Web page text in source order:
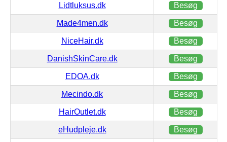
Lidtluksus.dk Besøg
Made4men.dk Besøg
NiceHair.dk Besøg
DanishSkinCare.dk Besøg
EDOA.dk Besøg
Mecindo.dk Besøg
HairOutlet.dk Besøg
eHudpleje.dk Besøg